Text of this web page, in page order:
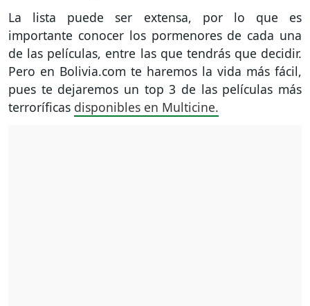
La lista puede ser extensa, por lo que es
importante conocer los pormenores de cada una
de las películas, entre las que tendrás que decidir.
Pero en Bolivia.com te haremos la vida más fácil,
pues te dejaremos un top 3 de las películas más
terroríficas disponibles en Multicine.